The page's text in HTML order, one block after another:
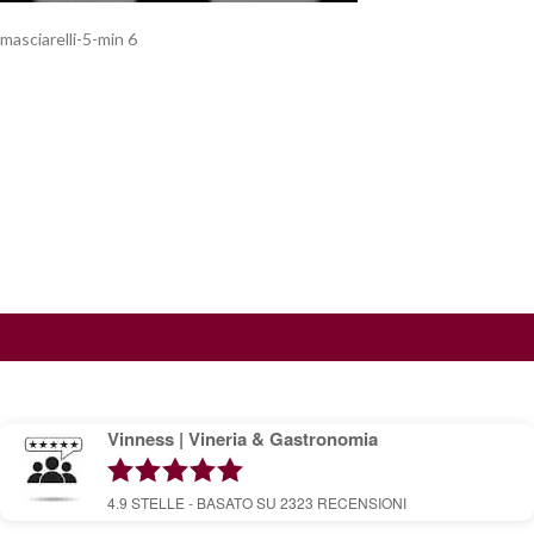
masciarelli-5-min 6
Vinness | Vineria & Gastronomia
4.9 STELLE - BASATO SU 2323 RECENSIONI